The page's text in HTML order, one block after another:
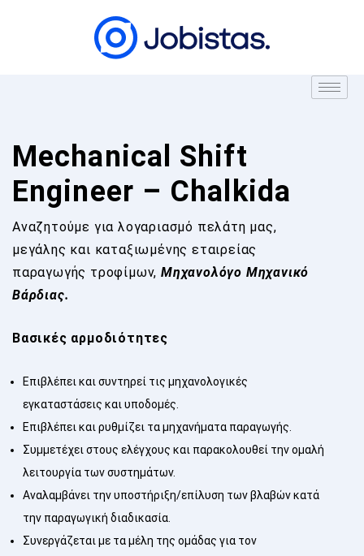
Mechanical Shift
Engineer – Chalkida
Αναζητούμε για λογαριασμό πελάτη μας,
μεγάλης και καταξιωμένης εταιρείας
παραγωγής τροφίμων,Μηχανολόγο Μηχανικό
Βάρδιας.
Βασικές αρμοδιότητες
Επιβλέπει και συντηρεί τις μηχανολογικές
εγκαταστάσεις και υποδομές.
Επιβλέπει και ρυθμίζει τα μηχανήματα παραγωγής.
Συμμετέχει στους ελέγχους και παρακολουθεί την ομαλή
λειτουργία των συστημάτων.
Αναλαμβάνει την υποστήριξη/επίλυση των βλαβών κατά
την παραγωγική διαδικασία.
Συνεργάζεται με τα μέλη της ομάδας για τον